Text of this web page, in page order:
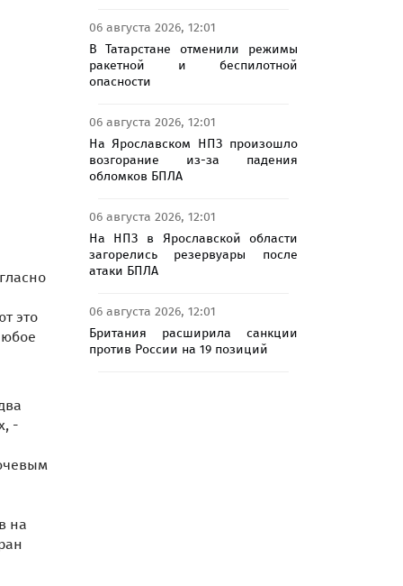
это
-
на
06 августа 2026, 12:01
В Татарстане отменили режимы
ракетной и беспилотной
опасности
06 августа 2026, 12:01
На Ярославском НПЗ произошло
возгорание из-за падения
обломков БПЛА
06 августа 2026, 12:01
На НПЗ в Ярославской области
загорелись резервуары после
атаки БПЛА
06 августа 2026, 12:01
Британия расширила санкции
против России на 19 позиций